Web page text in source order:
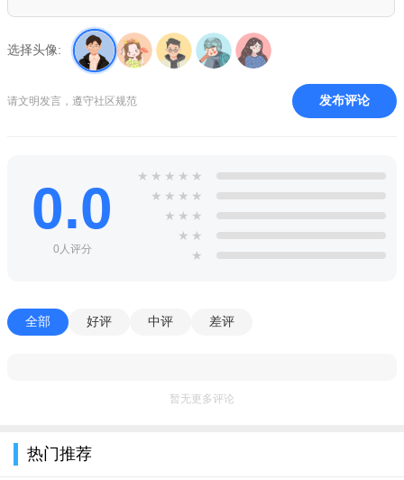
【超清音质】，令人惊叹的CD音质、首首超清；
【精彩歌单】，超21亿歌单库，满足你跑步、学习、工作、
聚会等各种场景听歌需求；
乐评看了就停不下来。
网易云音乐产品优势
云村社区，村民自己的社区；
跑步FM，音乐搭配步点；
音乐推荐，格调顿现；专业音乐编辑每周新奇独到的专题评论，
听歌也可更有趣。
选择头像:
请文明发言，遵守社区规范 发布评论
0.0
0人评分
★ ★ ★ ★ ★
★ ★ ★ ★
★ ★ ★
★ ★
★
全部 好评 中评 差评
暂无更多评论
热门推荐